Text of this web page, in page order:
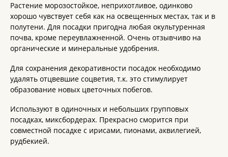
Растение морозостойкое, неприхотливое, одинково
хорошо чувствует себя как на освещенных местах, так и в
полутени. Для посадки пригодна любая окультуренная
почва, кроме переувлажненной. Очень отзывчиво на
органические и минеральные удобрения.
Для сохранения декоративности посадок необходимо
удалять отцвевшие соцветия, т.к. это стимулирует
образование новых цветочных побегов.
Используют в одиночных и небольших групповых
посадках, миксбордерах. Прекрасно сморится при
совместной посадке с ирисами, пионами, аквилегией,
рудбекией.